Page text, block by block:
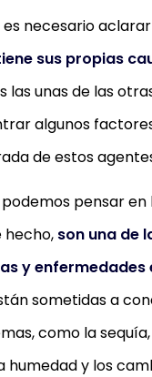
necesario
sus propias
las unas de las
algunos
de estos
pensar en
hecho, son una de
y enfermedades
sometidas a
como la
humedad y los